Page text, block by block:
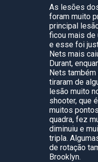
As lesões
foram muito
principal
ficou mais de
e esse foi
Nets mais
Durant,
Nets
tiraram de
lesão muito
shooter, que
muitos
quadra, fez
diminuiu e
tripla.
de rotação
Brooklyn.